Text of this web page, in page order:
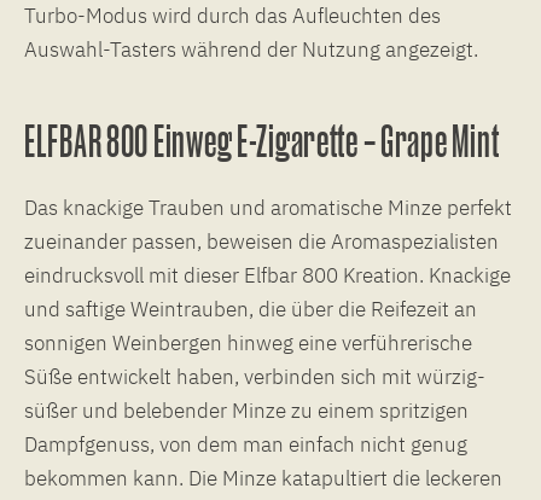
Turbo-Modus wird durch das Aufleuchten des
Auswahl-Tasters während der Nutzung angezeigt.
ELFBAR 800 Einweg E-Zigarette – Grape Mint
Das knackige Trauben und aromatische Minze perfekt
zueinander passen, beweisen die Aromaspezialisten
eindrucksvoll mit dieser Elfbar 800 Kreation. Knackige
und saftige Weintrauben, die über die Reifezeit an
sonnigen Weinbergen hinweg eine verführerische
Süße entwickelt haben, verbinden sich mit würzig-
süßer und belebender Minze zu einem spritzigen
Dampfgenuss, von dem man einfach nicht genug
bekommen kann. Die Minze katapultiert die leckeren